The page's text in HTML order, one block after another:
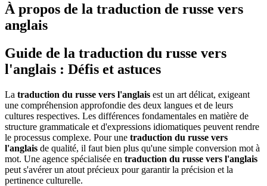
À propos de la traduction de russe vers
anglais
Guide de la traduction du russe vers
l'anglais : Défis et astuces
La traduction du russe vers l'anglais est un art délicat, exigeant
une compréhension approfondie des deux langues et de leurs
cultures respectives. Les différences fondamentales en matière de
structure grammaticale et d'expressions idiomatiques peuvent rendre
le processus complexe. Pour une traduction du russe vers
l'anglais de qualité, il faut bien plus qu'une simple conversion mot à
mot. Une agence spécialisée en traduction du russe vers l'anglais
peut s'avérer un atout précieux pour garantir la précision et la
pertinence culturelle.